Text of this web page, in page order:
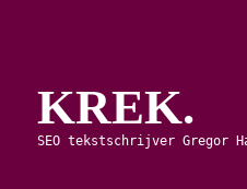
primaire
inhoud
secundaire
inhoudKREK.
SEO tekstschrijver Gregor